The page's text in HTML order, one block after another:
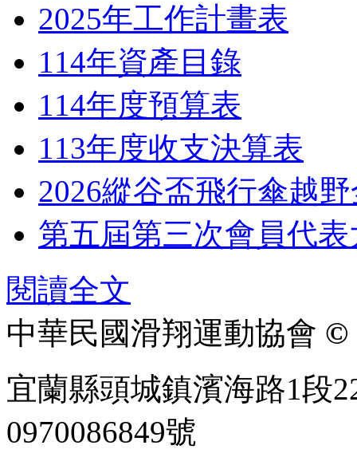
2025年工作計畫表
114年資產目錄
114年度預算表
113年度收支決算表
2026縱谷盃飛行傘越
第五屆第三次會員代
閱讀全文
中華民國滑翔運動協會 ©
宜蘭縣頭城鎮濱海路1
0970086849號